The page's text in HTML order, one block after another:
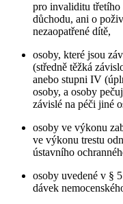
pro invaliditu třetího
důchodu, ani o
nezaopatřené dítě,
osoby, které jsou
(středně těžká
anebo stupni IV
osoby, a osoby
závislé na péči jiné
osoby ve výkonu
ve výkonu trestu
ústavního
osoby uvedené v §
dávek